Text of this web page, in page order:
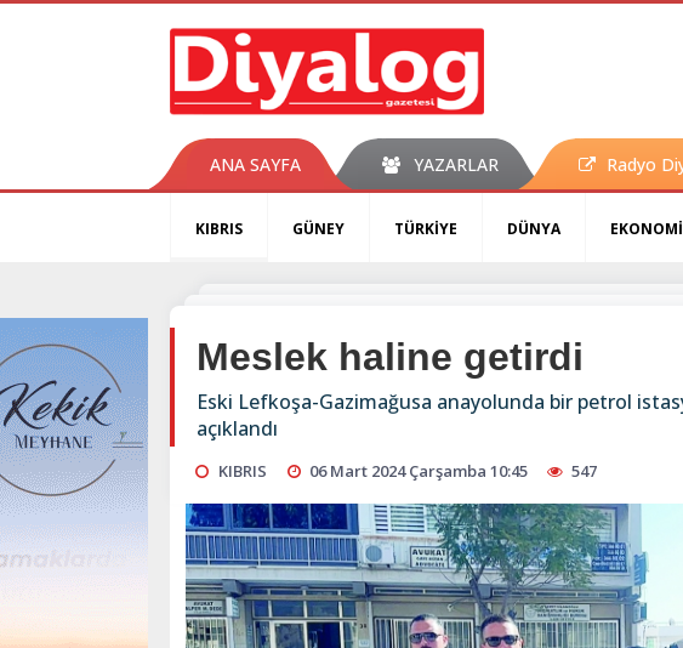
ANA SAYFA YAZARLAR Radyo
KIBRIS GÜNEY TÜRKİYE DÜNYA EKONOMİ
Meslek haline getirdi
Eski Lefkoşa-Gazimağusa anayolunda bir petrol
açıklandı
KIBRIS 06 Mart 2024 Çarşamba 10:45 547